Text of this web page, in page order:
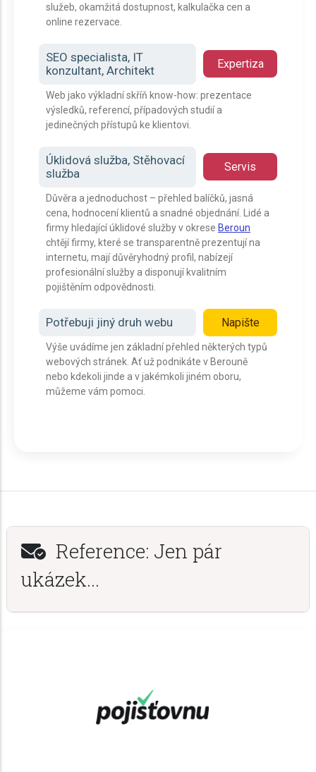
služeb, okamžitá dostupnost, kalkulačka cen a
online rezervace.
SEO specialista, IT
konzultant, Architekt
Expertiza
Web jako výkladní skříň know-how: prezentace
výsledků, referencí, případových studií a
jedinečných přístupů ke klientovi.
Úklidová služba, Stěhovací
služba
Servis
Důvěra a jednoduchost – přehled balíčků, jasná
cena, hodnocení klientů a snadné objednání. Lidé a
firmy hledající úklidové služby v okrese Beroun
chtějí firmy, které se transparentně prezentují na
internetu, mají důvěryhodný profil, nabízejí
profesionální služby a disponují kvalitním
pojištěním odpovědnosti.
Potřebuji jiný druh webu Napište
Výše uvádíme jen základní přehled některých typů
webových stránek. Ať už podnikáte v Berouně
nebo kdekoli jinde a v jakémkoli jiném oboru,
můžeme vám pomoci.
Reference: Jen pár
ukázek...